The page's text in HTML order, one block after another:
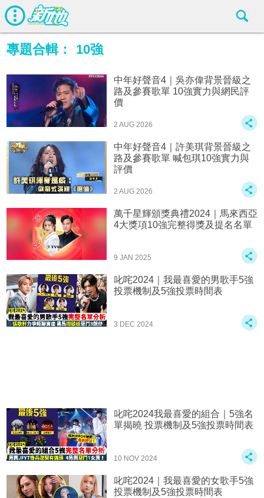
專題合輯： 10強
中年好聲音4｜吳亦偉背景晉級之
路及參賽歌單 10強實力與網民評
價
2 AUG 2026
中年好聲音4｜許美琪背景晉級之
路及參賽歌單 喊包琪10強實力與
評價
2 AUG 2026
萬千星輝頒獎典禮2024｜馬來西亞
4大獎項10強完整得獎及提名名單
9 JAN 2025
叱咤2024｜我最喜愛的男歌手5強
投票機制及5強投票時間表
3 DEC 2024
叱咤2024我最喜愛的組合｜5強名
單揭曉 投票機制及5強投票時間表
10 NOV 2024
叱咤2024｜我最喜愛的女歌手5強
投票機制及5強投票時間表